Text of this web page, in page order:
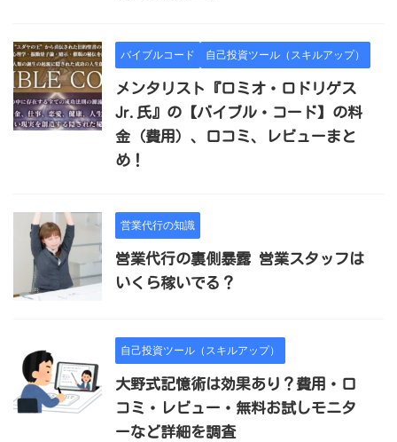
バイブルコード 自己投資ツール（スキルアップ）
メンタリスト『ロミオ・ロドリゲス
Jr.氏』の【バイブル・コード】の料
金（費用）、口コミ、レビューまと
め！
営業代行の知識
営業代行の裏側暴露 営業スタッフは
いくら稼いでる？
自己投資ツール（スキルアップ）
大野式記憶術は効果あり？費用・口
コミ・レビュー・無料お試しモニタ
ーなど詳細を調査